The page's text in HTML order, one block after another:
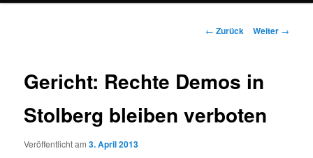
Beitragsnavigation
← Zurück Weiter →
Gericht: Rechte Demos in
Stolberg bleiben verboten
Veröffentlicht am3. April 2013